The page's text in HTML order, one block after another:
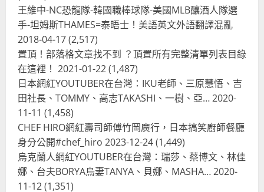
王維中-NC恐龍隊-韓國職棒球隊-美國MLB釀酒人隊選
手-坦姆斯THAMES=泰晤士！美語英文外語翻譯混亂
2018-04-17(2,517)
置頂！部落格文章找不到 ？頂置所有完整清單列表目錄
在這裡！ 2021-01-22(1,487)
日本網紅YOUTUBER在台灣：IKU老師、三原慧悟、吉
田社長、TOMMY、高志TAKASHI、一樹、亞…2020-
11-11 (1,458)
CHEF HIRO網紅壽司師傅竹岡廣行，日本搞笑廚師餐廳
身分公開#chef_hiro 2023-12-24(1,449)
烏克蘭人網紅YOUTUBER在台灣：瑞莎、蔡博文、林佳
娜、台夫BORYA烏妻TANYA、貝娜、MASHA…2020-
11-12(1,351)